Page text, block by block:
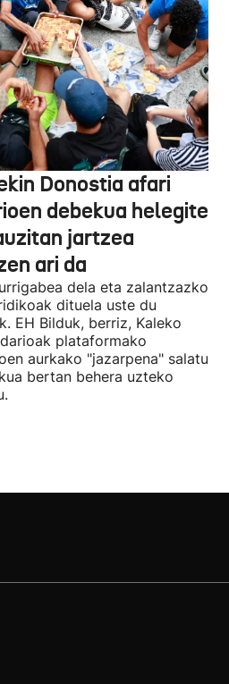
Donostia afari
debekua helegite
jartzea
ari da
dela eta zalantzazko
dituela uste du
EH Bilduk, berriz, Kaleko
plataformako
aurkako "jazarpena" salatu
bertan behera uzteko